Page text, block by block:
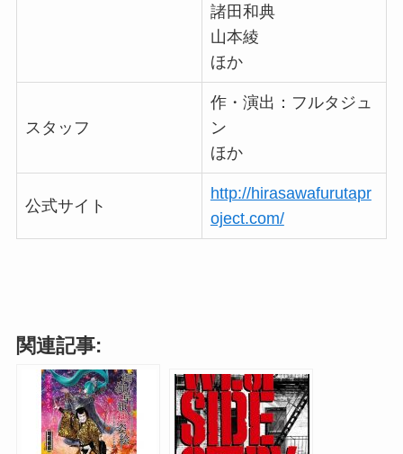
諸田和典
山本綾
ほか
スタッフ
作・演出：フルタジュ
ン
ほか
公式サイト
http://hirasawafurutapr
oject.com/
関連記事: